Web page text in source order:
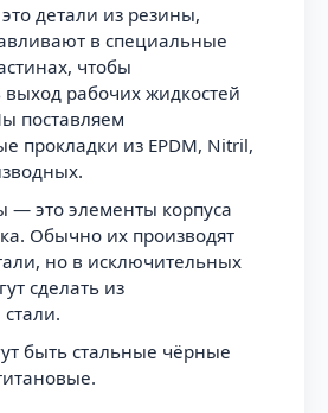
детали из резины,
в специальные
чтобы
выход рабочих жидкостей
поставляем
прокладки из EPDM, Nitril,
— это элементы корпуса
Обычно их производят
но в исключительных
сделать из
быть стальные чёрные